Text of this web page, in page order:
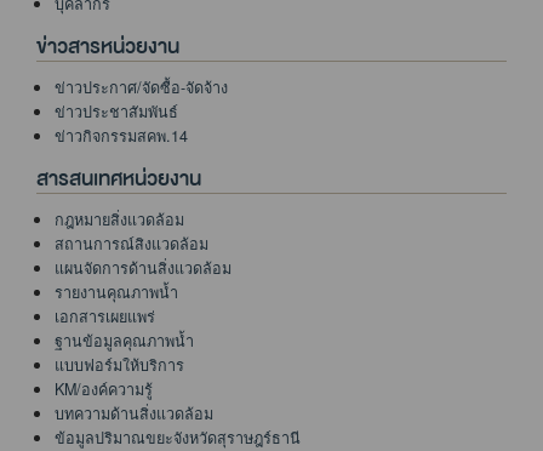
ข่าวสารหน่วยงาน
ข่าวประกาศ/จัดซื้อ-จัดจ้าง
ข่าวประชาสัมพันธ์
ข่าวกิจกรรมสคพ.14
สารสนเทศหน่วยงาน
กฎหมายสิ่งแวดล้อม
สถานการณ์สิงแวดล้อม
แผนจัดการด้านสิ่งแวดล้อม
รายงานคุณภาพน้ำ
เอกสารเผยแพร่
ฐานข้อมูลคุณภาพน้ำ
แบบฟอร์มให้บริการ
KM/องค์ความรู้
บทความด้านสิ่งแวดล้อม
ข้อมูลปริมาณขยะจังหวัดสุราษฎร์ธานี